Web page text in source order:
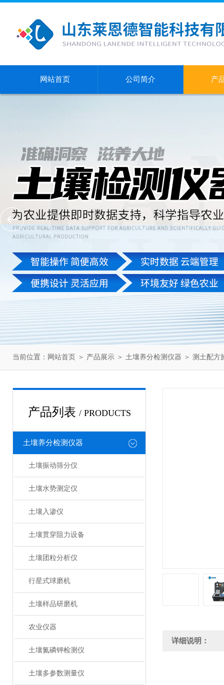
网站首页 公司简介 产
当前位置： 网站首页 ＞ 产品展示 ＞ 土壤养分检测仪器 ＞ 测土配方
产品列表 / PRODUCTS
土壤养分检测仪器
土壤振动筛分仪
土壤水势测定仪
土壤入渗仪
土壤贯穿阻力设备
土壤团粒分析仪
行星式球磨机
土壤样品研磨机
农业仪器
土壤氮磷钾检测仪
土壤多参数测量仪
详细说明：